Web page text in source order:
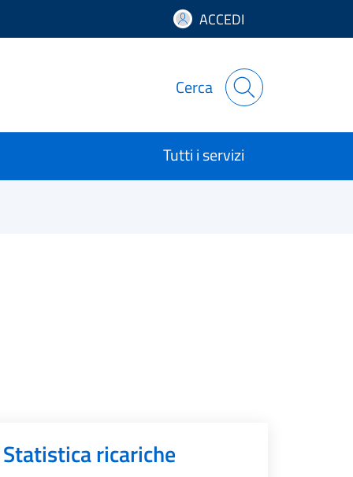
ACCEDI
Cerca
Tutti i servizi
Statistica ricariche